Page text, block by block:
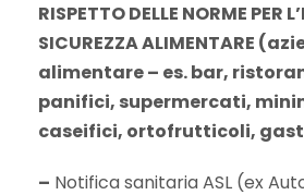
RISPETTO DELLE NORME PER
SICUREZZA ALIMENTARE
alimentare – es. bar,
panifici, supermercati,
caseifici, ortofrutticoli,
– Notifica sanitaria ASL (ex